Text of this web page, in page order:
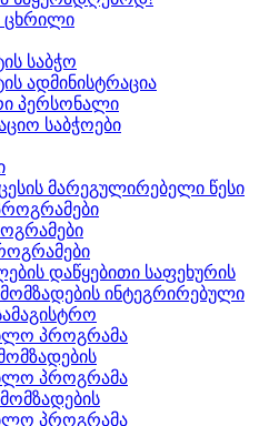
ცხრილი
საბჭო
ადმინისტრაცია
პერსონალი
საბჭოები
მარეგულირებელი წესი
დაწყებითი საფეხურის
ინტეგრირებული
პროგრამა
პროგრამა
პროგრამა